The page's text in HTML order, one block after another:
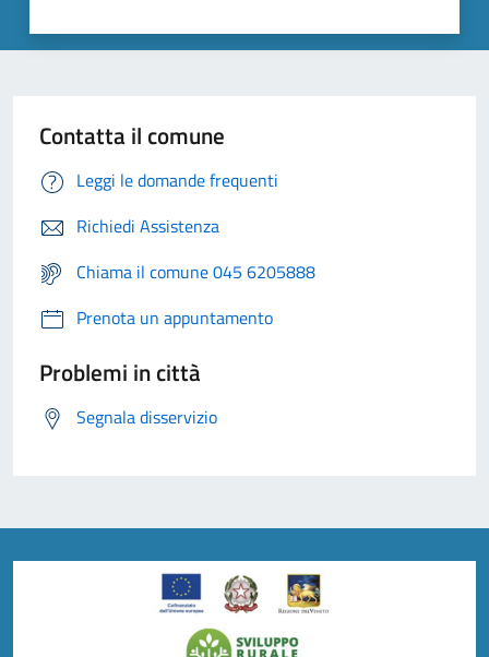
Contatta il comune
Leggi le domande frequenti
Richiedi Assistenza
Chiama il comune 045 6205888
Prenota un appuntamento
Problemi in città
Segnala disservizio